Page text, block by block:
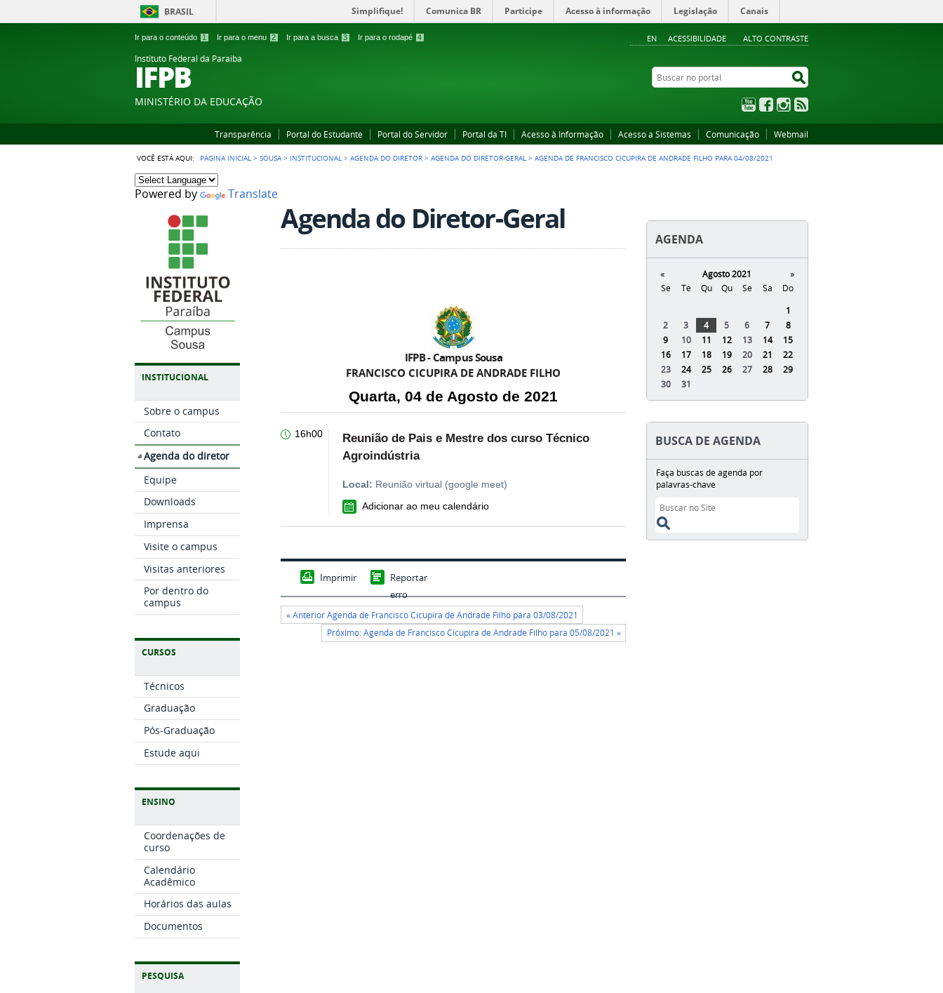
BRASIL Simplifique! Comunica BR Participe Acesso à informação Legislação Canais
Ir para o conteúdo 1 Ir para o menu 2 Ir para a busca 3 Ir para o rodapé 4 EN ACESSIBILIDADE ALTO CONTRASTE
Instituto Federal da Paraiba
IFPB
MINISTÉRIO DA EDUCAÇÃO
Buscar no portal
YouTubeFacebookInstagram
Transparência Portal do Estudante Portal do Servidor Portal da TI Acesso à Informação Acesso a Sistemas Comunicação Webmail
VOCÊ ESTÁ AQUI: PÁGINA INICIAL >SOUSA > INSTITUCIONAL >AGENDA DO DIRETOR >AGENDA DO DIRETOR-GERAL >AGENDA DE FRANCISCO CICUPIRA DE ANDRADE FILHO PARA 04/08/2021
Powered by Translate
INSTITUCIONAL
Sobre o campus
Contato
Agenda do diretor
Equipe
Downloads
Imprensa
Visite o campus
Visitas anteriores
Por dentro do
campus
CURSOS
Técnicos
Graduação
Pós-Graduação
Estude aqui
ENSINO
Coordenações de
curso
Calendário
Acadêmico
Horários das aulas
Documentos
PESQUISA
Agenda do Diretor-Geral
IFPB - Campus Sousa
FRANCISCO CICUPIRA DE ANDRADE FILHO
Quarta, 04 de Agosto de 2021
16h00
Reunião de Pais e Mestre dos curso Técnico
Agroindústria
Local: Reunião virtual (google meet)
VCAL
Adicionar ao meu calendário
Imprimir
Reportar
erro
« Anterior Agenda de Francisco Cicupira de Andrade Filho para 03/08/2021
Próximo: Agenda de Francisco Cicupira de Andrade Filho para 05/08/2021 »
AGENDA
« Agosto 2021
»
Se
Te Qu Qu Se Sa
Do
1
2
3 4 5 6 7
8
9
10 11 12 13 14
15
16
17 18 19 20 21
22
23
24 25 26 27 28
29
30
31
BUSCA DE AGENDA
Faça buscas de agenda por
palavras-chave